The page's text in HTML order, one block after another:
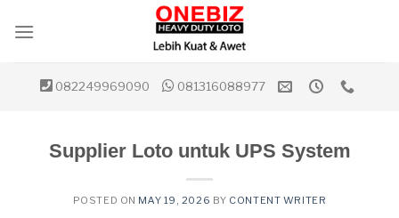
082249969090 081316088977
Supplier Loto untuk UPS System
POSTED ON MAY 19, 2026 BY CONTENT WRITER